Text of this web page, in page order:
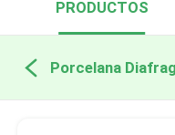
PRODUCTOS
Porcelana